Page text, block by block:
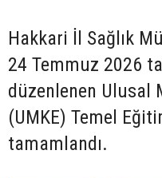
Hakkari İl Sağlık
24 Temmuz 2026
düzenlenen Ulusal
(UMKE) Temel
tamamlandı.